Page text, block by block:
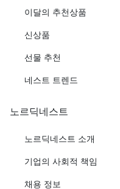
이달의 추천상품
신상품
선물 추천
네스트 트렌드
노르딕네스트
노르딕네스트 소개
기업의 사회적 책임
채용 정보